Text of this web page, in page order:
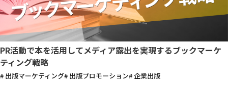
PR活動で本を活用してメディア露出を実現するブックマーケ
ティング戦略
# 出版マーケティング# 出版プロモーション# 企業出版